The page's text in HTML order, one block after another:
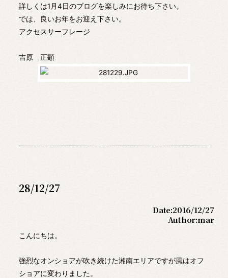
詳しくは1月4日のブログを楽しみにお待ち下さい。
では、良いお年をお迎え下さい。
アクセスサーフレージ
吉原 正顕
28/12/27
Date:2016/12/27
Author:mar
こんにちは。
強烈なオンショアが吹き続けた湘南エリアですが風はオフ
ショアに変わりました。